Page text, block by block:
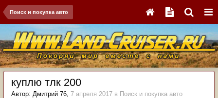
Поиск и покупка авто
куплю тлк 200
Автор: Дмитрий 76, 7 апреля 2017 в Поиск и покупка авто